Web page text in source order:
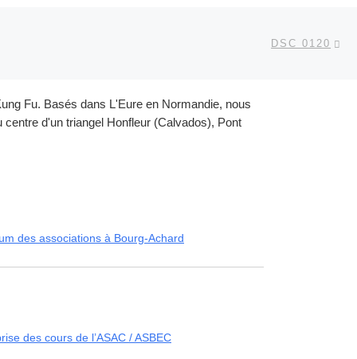
DSC 0120
Fu. Basés dans L'Eure en Normandie, nous
d'un triangel Honfleur (Calvados), Pont
des associations à Bourg-Achard
des cours de l’ASAC / ASBEC